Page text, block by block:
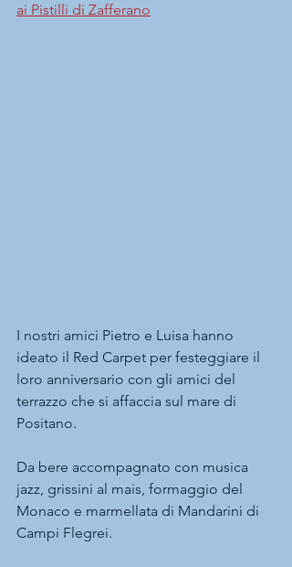
ai Pistilli di Zafferano
I nostri amici Pietro e Luisa hanno
ideato il Red Carpet per festeggiare il
loro anniversario con gli amici del
terrazzo che si affaccia sul mare di
Positano.
Da bere accompagnato con musica
jazz, grissini al mais, formaggio del
Monaco e marmellata di Mandarini di
Campi Flegrei.